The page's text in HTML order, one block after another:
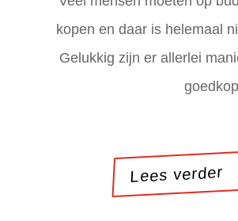
kopen en daar is helemaal
Gelukkig zijn er allerlei
Lees verder